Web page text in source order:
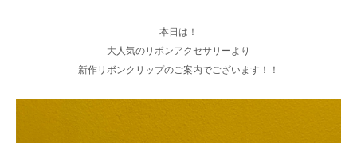
本日は！
大人気のリボンアクセサリーより
新作リボンクリップのご案内でございます！！